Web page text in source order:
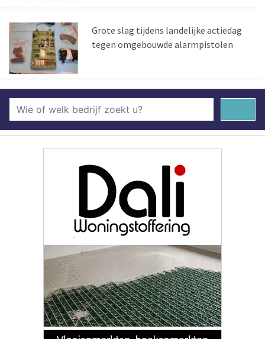
Grote slag tijdens landelijke actiedag
tegen omgebouwde alarmpistolen